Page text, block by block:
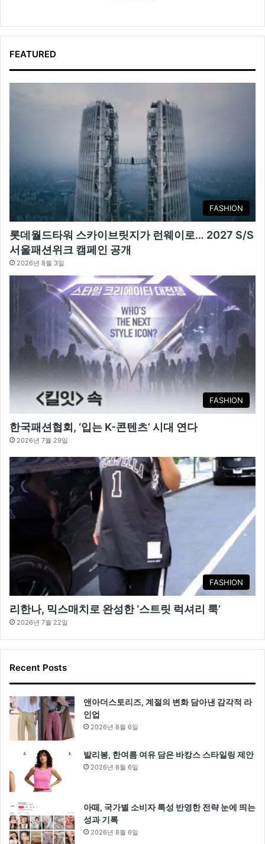
FEATURED
FASHION
롯데월드타워 스카이브릿지가 런웨이로… 2027 S/S
서울패션위크 캠페인 공개
2026년 8월 3일
FASHION
한국패션협회, ‘입는 K-콘텐츠’ 시대 연다
2026년 7월 29일
FASHION
리한나, 믹스매치로 완성한 ‘스트릿 럭셔리 룩’
2026년 7월 22일
Recent Posts
앤아더스토리즈, 계절의 변화 담아낸 감각적 라
인업
2026년 8월 6일
발리봉, 한여름 여유 담은 바캉스 스타일링 제안
2026년 8월 6일
아떼, 국가별 소비자 특성 반영한 전략 눈에 띄는
성과 기록
2026년 8월 6일